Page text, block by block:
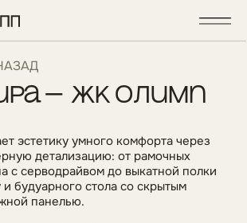
— жк олимп
эстетику умного комфорта через
детализацию: от рамочных
с серводрайвом до выкатной полки
будуарного стола со скрытым
панелью.